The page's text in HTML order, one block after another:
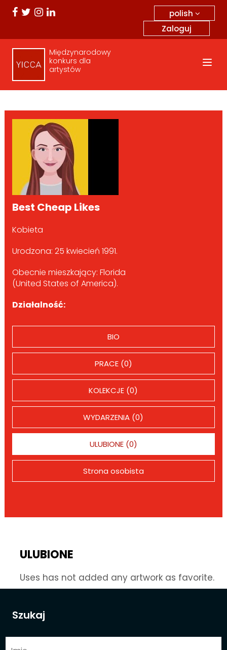
polish
Zaloguj
Międzynarodowy
konkurs dla
artystów
Szukaj
Best Cheap Likes
Kobieta
Urodzona: 25 kwiecień 1991.
Obecnie mieszkający: Florida
(United States of America).
Działalność:
BIO
PRACE (0)
KOLEKCJE (0)
WYDARZENIA (0)
ULUBIONE (0)
Strona osobista
ULUBIONE
Uses has not added any artwork as favorite.